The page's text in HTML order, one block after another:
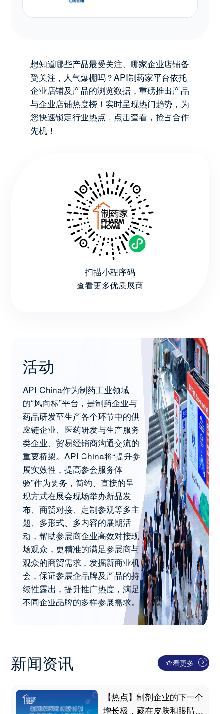
想知道哪些产品最受关注、哪家企业店铺备
受关注，人气爆棚吗？API制药家平台依托
企业店铺及产品的浏览数据，重磅推出产品
与企业店铺热度榜！实时呈现热门趋势，为
您快速锁定行业热点，点击查看，抢占合作
先机！
扫描小程序码
查看更多优质展商
活动
API China作为制药工业领域
的“风向标”平台，是制药企业与
药品研发至生产各个环节中的供
应链企业、医药研发与生产服务
类企业、贸易经销商沟通交流的
重要桥梁。API China将“提升参
展实效性，提高参会服务体
验”作为要务，简约、直接的呈
现方式在展会现场举办新品发
布、商贸对接、定制参观等多主
题、多形式、多内容的展期活
动，帮助参展商企业高效对接现
场观众，更精准的满足参展商与
观众的商贸需求，发掘新商业机
会，保证参展企品牌及产品的持
续性露出，提升推广热度，满足
不同企业品牌的多样参展需求。
新闻资讯 查看更多
【热点】制剂企业的下一个
增长极，藏在皮肤和眼睛